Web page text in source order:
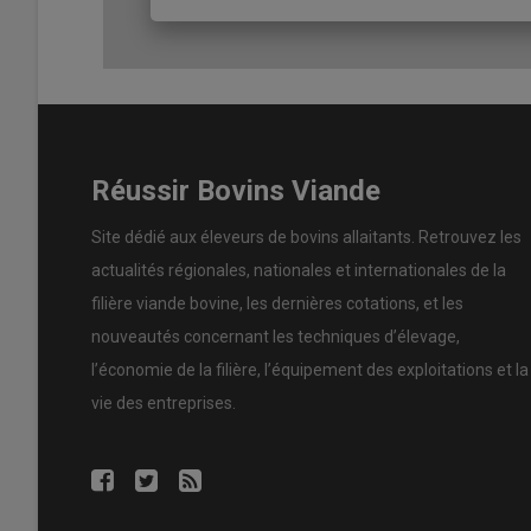
Antoine Bedel, chef produit fourragères chez RAGT.
Ainsi, le dactyle est très adapté aux terrains séchants,
saison de
pousse de l’herbe. En revanche, comme
faudra l’éviter dans les sols hydromorphes.
Le dactyle, la graminée qui
Le dactyle c’est 193g de protéines/
autres graminées.
Réussir Bovins Viande
Site dédié aux éleveurs de bovins allaitants. Retrouvez les
actualités régionales, nationales et internationales de la
filière viande bovine, les dernières cotations, et les
nouveautés concernant les techniques d’élevage,
l’économie de la filière, l’équipement des exploitations et la
vie des entreprises.